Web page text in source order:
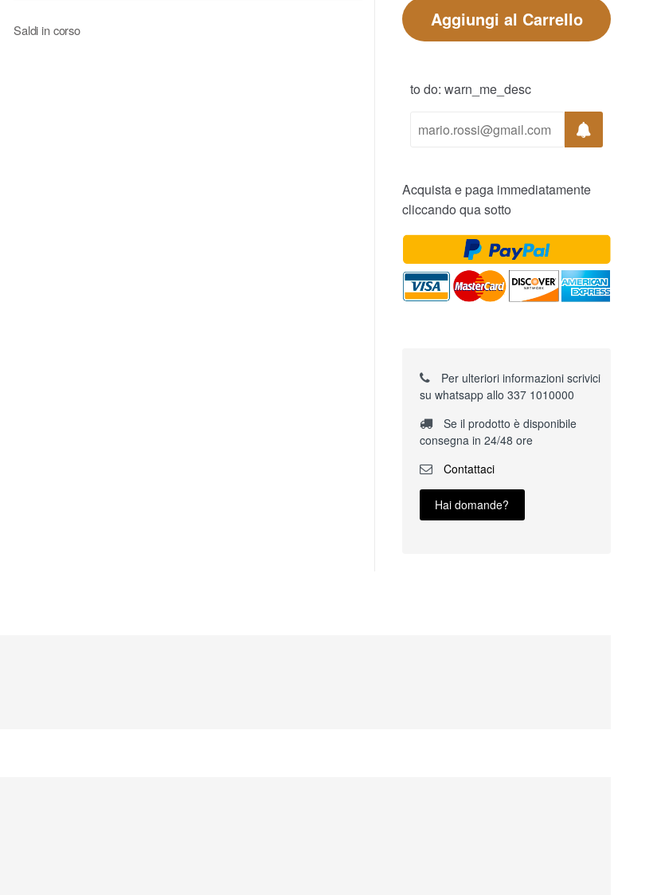
Saldi in corso
Aggiungi al Carrello
to do: warn_me_desc
Acquista e paga immediatamente
cliccando qua sotto
Per ulteriori informazioni scrivici
su whatsapp allo 337 1010000
Se il prodotto è disponibile
consegna in 24/48 ore
Contattaci
Hai domande?